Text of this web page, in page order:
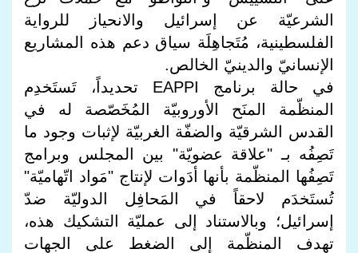
الشرعيّة عن إسرائيل والانحياز للرواية
الفلسطينية، مُتَجاهِلَة سياق دعم هذه المشاريع
الإنسانيّ والدينيّ الخالص.
في حالة برنامج EAPPI تحديداً، تَستَخدِم
المنظّمة المنَح الأوروبيّة المُخَصّصة له في
القدس الشرقيّة والضفّة الغربيّة لإثبات وجود ما
تَصِفُه بـ "علاقة عضويّة" بين المجلس وبرامج
تَصِفُها المنظّمة بأنها أدَوات لإنتاج "مَواد اتّهاميّة"
تُستَخدَم لاحقاً في المَحافِل الدوليّة ضدّ
إسرائيل؛ وبالاستناد إلى عمليّة التشكيك هذه،
تهدف المنظّمة إلى الضغط على الجهات